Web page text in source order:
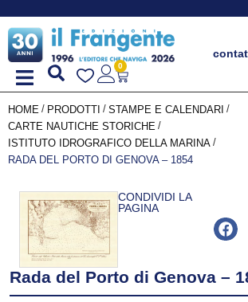
0
HOME / PRODOTTI / STAMPE E CALENDARI /
CARTE NAUTICHE STORICHE /
ISTITUTO IDROGRAFICO DELLA MARINA /
RADA DEL PORTO DI GENOVA – 1854
CONDIVIDI LA
PAGINA
Rada del Porto di Genova –